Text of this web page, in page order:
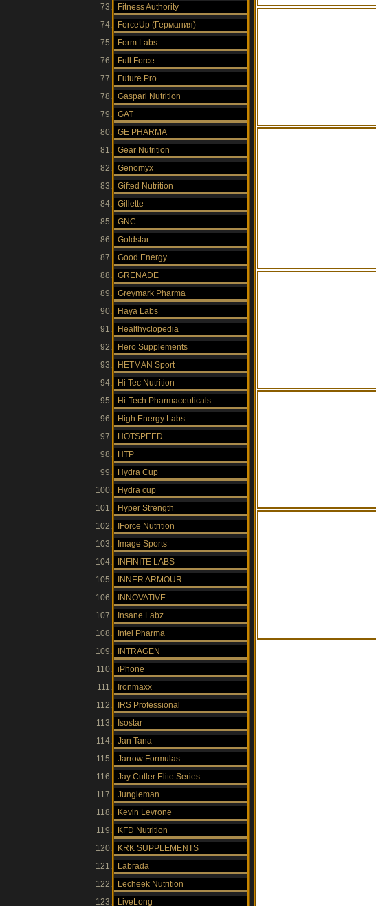
Fitness Authority
ForceUp (Германия)
Form Labs
Full Force
Future Pro
Gaspari Nutrition
GAT
GE PHARMA
Gear Nutrition
Genomyx
Gifted Nutrition
Gillette
GNC
Goldstar
Good Energy
GRENADE
Greymark Pharma
Haya Labs
Healthyclopedia
Hero Supplements
HETMAN Sport
Hi Tec Nutrition
Hi-Tech Pharmaceuticals
High Energy Labs
HOTSPEED
HTP
Hydra Cup
Hydra cup
Hyper Strength
IForce Nutrition
Image Sports
INFINITE LABS
INNER ARMOUR
INNOVATIVE
Insane Labz
Intel Pharma
INTRAGEN
iPhone
Ironmaxx
IRS Professional
Isostar
Jan Tana
Jarrow Formulas
Jay Cutler Elite Series
Jungleman
Kevin Levrone
KFD Nutrition
KRK SUPPLEMENTS
Labrada
Lecheek Nutrition
LiveLong